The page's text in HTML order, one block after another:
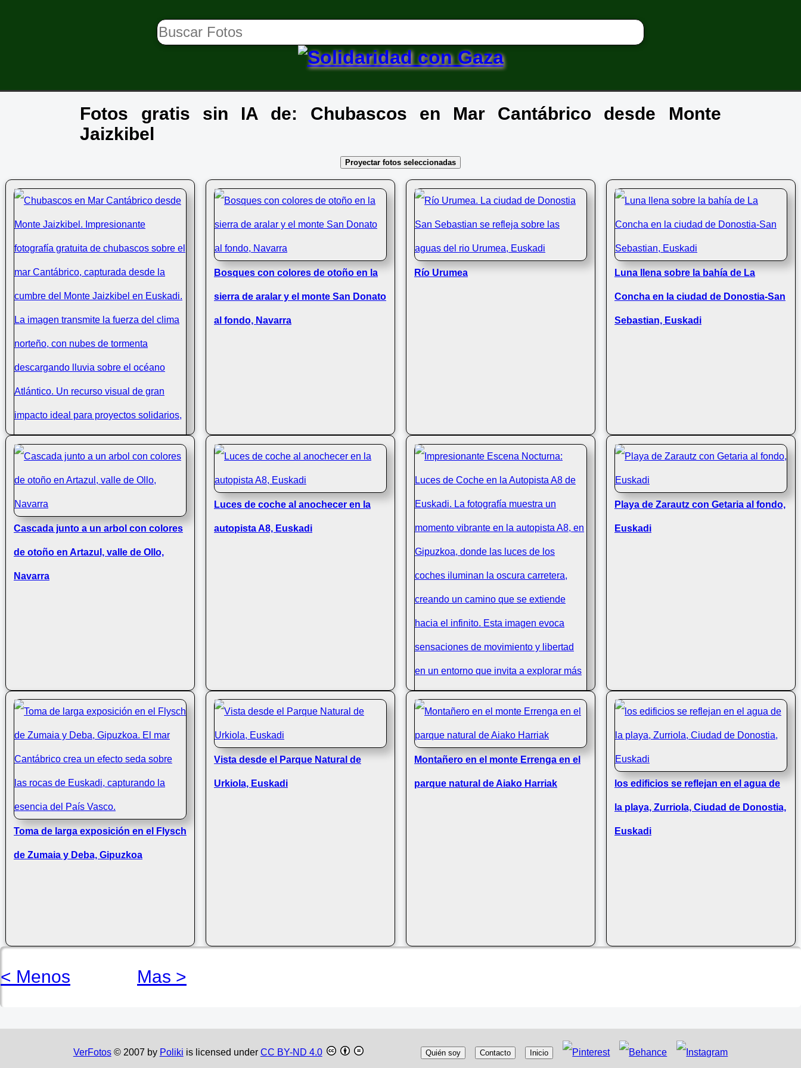
Fotos gratis sin IA de: Chubascos en Mar Cantábrico desde Monte
Jaizkibel
Proyectar fotos seleccionadas
Chubascos en Mar Cantábrico desde
Monte Jaizkibel
Bosques con colores de otoño en la
sierra de aralar y el monte San Donato
al fondo, Navarra
Río Urumea Luna llena sobre la bahía de La
Concha en la ciudad de Donostia-San
Sebastian, Euskadi
Cascada junto a un arbol con colores
de otoño en Artazul, valle de Ollo,
Navarra
Luces de coche al anochecer en la
autopista A8, Euskadi
Impresionante Escena Nocturna:
Luces de Coche en la Autopista A8 de
Euskadi
Playa de Zarautz con Getaria al fondo,
Euskadi
Toma de larga exposición en el Flysch
de Zumaia y Deba, Gipuzkoa
Vista desde el Parque Natural de
Urkiola, Euskadi
Montañero en el monte Errenga en el
parque natural de Aiako Harriak los edificios se reflejan en el agua de
la playa, Zurriola, Ciudad de Donostia,
Euskadi
< Menos Mas >
VerFotos© 2007 by Poliki is licensed under CC BY-ND 4.0 Quién soy Contacto Inicio